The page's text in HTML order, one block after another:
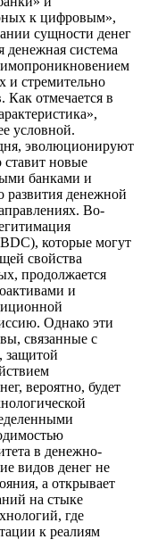
к цифровым»,
сущности денег
денежная система
и стремительно
отмечается в
условной.
эволюционируют
ставит новые
банками и
развития денежной
Во-
которые могут
свойства
продолжается
и
Однако эти
связанные с
защитой
вероятно, будет
в денежно-
видов денег не
а открывает
на стыке
где
к реалиям